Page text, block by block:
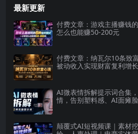
最新更新
付费文章：游戏主播赚钱
怎么也能赚50-200元
付费文章：纳瓦尔10条致
被动收入实现财富复利增长
AI微表情拆解提示词合集
情，告别塑料感、AI面瘫脸
颠覆式AI短视频课｜素材